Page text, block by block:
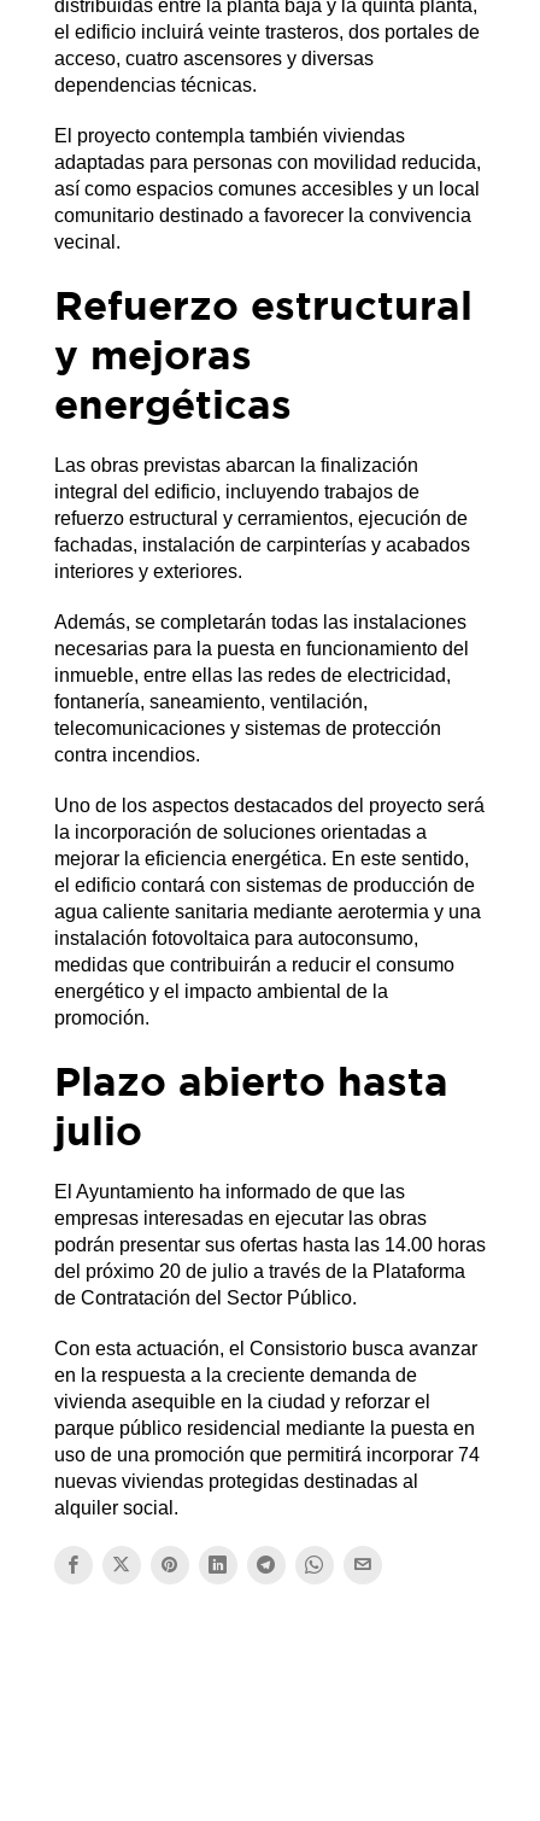
distribuidas entre la planta baja y la quinta planta,
el edificio incluirá veinte trasteros, dos portales de
acceso, cuatro ascensores y diversas
dependencias técnicas.
El proyecto contempla también viviendas
adaptadas para personas con movilidad reducida,
así como espacios comunes accesibles y un local
comunitario destinado a favorecer la convivencia
vecinal.
Refuerzo estructural
y mejoras
energéticas
Las obras previstas abarcan la finalización
integral del edificio, incluyendo trabajos de
refuerzo estructural y cerramientos, ejecución de
fachadas, instalación de carpinterías y acabados
interiores y exteriores.
Además, se completarán todas las instalaciones
necesarias para la puesta en funcionamiento del
inmueble, entre ellas las redes de electricidad,
fontanería, saneamiento, ventilación,
telecomunicaciones y sistemas de protección
contra incendios.
Uno de los aspectos destacados del proyecto será
la incorporación de soluciones orientadas a
mejorar la eficiencia energética. En este sentido,
el edificio contará con sistemas de producción de
agua caliente sanitaria mediante aerotermia y una
instalación fotovoltaica para autoconsumo,
medidas que contribuirán a reducir el consumo
energético y el impacto ambiental de la
promoción.
Plazo abierto hasta
julio
El Ayuntamiento ha informado de que las
empresas interesadas en ejecutar las obras
podrán presentar sus ofertas hasta las 14.00 horas
del próximo 20 de julio a través de la Plataforma
de Contratación del Sector Público.
Con esta actuación, el Consistorio busca avanzar
en la respuesta a la creciente demanda de
vivienda asequible en la ciudad y reforzar el
parque público residencial mediante la puesta en
uso de una promoción que permitirá incorporar 74
nuevas viviendas protegidas destinadas al
alquiler social.